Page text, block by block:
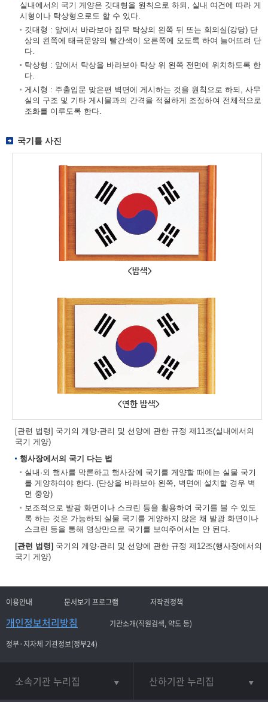
실내에서의 국기 게양은 깃대형을 원칙으로 하되, 실내 여건에 따라 게
시형이나 탁상형으로도 할 수 있다.
깃대형 : 앞에서 바라보아 집무 탁상의 왼쪽 뒤 또는 회의실(강당) 단
상의 왼쪽에 태극문양의 빨간색이 오른쪽에 오도록 하여 늘어뜨려 단
다.
탁상형 : 앞에서 탁상을 바라보아 탁상 위 왼쪽 전면에 위치하도록 한
다.
게시형 : 주출입문 맞은편 벽면에 게시하는 것을 원칙으로 하되, 사무
실의 구조 및 기타 게시물과의 간격을 적절하게 조정하여 전체적으로
조화를 이루도록 한다.
국기틀 사진
[관련 법령] 국기의 게양·관리 및 선양에 관한 규정 제11조(실내에서의
국기 게양)
행사장에서의 국기 다는 법
실내·외 행사를 막론하고 행사장에 국기를 게양할 때에는 실물 국기
를 게양하여야 한다. (단상을 바라보아 왼쪽, 벽면에 설치할 경우 벽
면 중앙)
보조적으로 발광 화면이나 스크린 등을 활용하여 국기를 볼 수 있도
록 하는 것은 가능하되 실물 국기를 게양하지 않은 채 발광 화면이나
스크린 등을 통해 영상만으로 국기를 보여주어서는 안 된다.
[관련 법령] 국기의 게양·관리 및 선양에 관한 규정 제12조(행사장에서의
국기 게양)
이용안내 문서보기 프로그램 저작권정책
개인정보처리방침
기관소개(직원검색, 약도 등)
정부·지자체 기관정보(정부24)
소속기관 누리집 산하기관 누리집